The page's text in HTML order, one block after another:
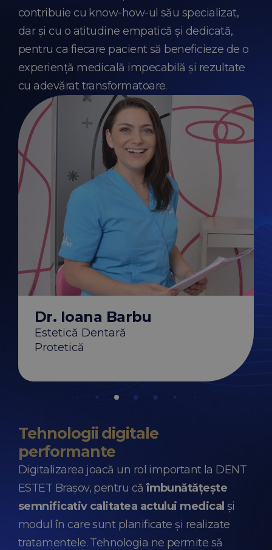
contribuie cu know-how-ul său specializat,
dar și cu o atitudine empatică și dedicată,
pentru ca fiecare pacient să beneficieze de o
experiență medicală impecabilă și rezultate
cu adevărat transformatoare.
Dr. Ioana Barbu
Estetică Dentară
Protetică
Parodontologie
Tehnologii digitale
performante
Digitalizarea joacă un rol important la DENT
ESTET Brașov, pentru căîmbunătățește
semnificativ calitatea actului medical și
modul în care sunt planificate și realizate
tratamentele. Tehnologia ne permite să